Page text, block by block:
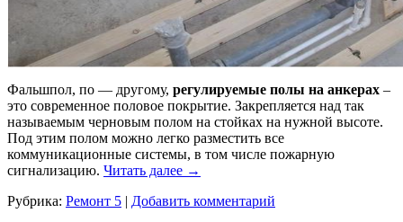
Фальшпол, по — другому, регулируемые полы на анкерах –
это современное половое покрытие. Закрепляется над так
называемым черновым полом на стойках на нужной высоте.
Под этим полом можно легко разместить все
коммуникационные системы, в том числе пожарную
сигнализацию. Читать далее →
Рубрика: Ремонт 5 | Добавить комментарий